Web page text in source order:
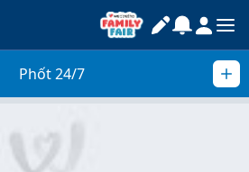
Phốt 24/7